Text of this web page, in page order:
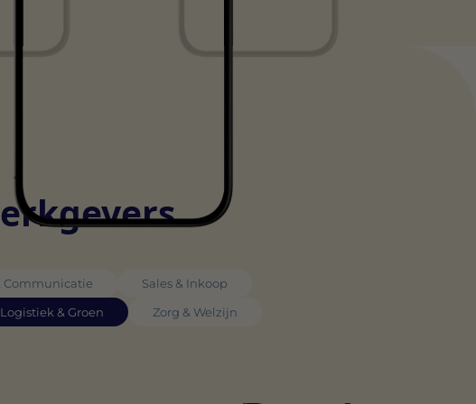
Communicatie
Sales & Inkoop
& Groen Zorg & Welzijn